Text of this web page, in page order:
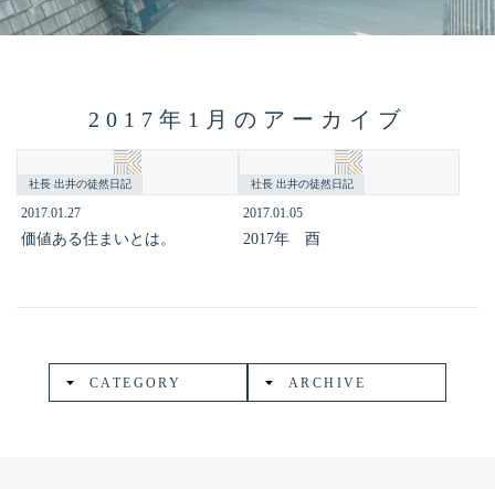
2017年1月のアーカイブ
社長 出井の徒然日記
2017.01.27
価値ある住まいとは。
社長 出井の徒然日記
2017.01.05
2017年 酉
CATEGORY ARCHIVE